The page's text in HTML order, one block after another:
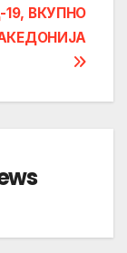
ВКУПНО